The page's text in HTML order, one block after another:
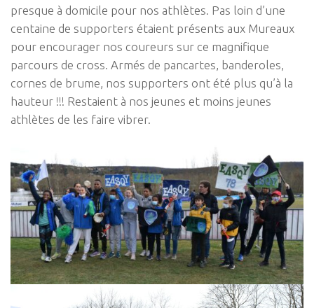
presque à domicile pour nos athlètes. Pas loin d’une
centaine de supporters étaient présents aux Mureaux
pour encourager nos coureurs sur ce magnifique
parcours de cross. Armés de pancartes, banderoles,
cornes de brume, nos supporters ont été plus qu’à la
hauteur !!! Restaient à nos jeunes et moins jeunes
athlètes de les faire vibrer.